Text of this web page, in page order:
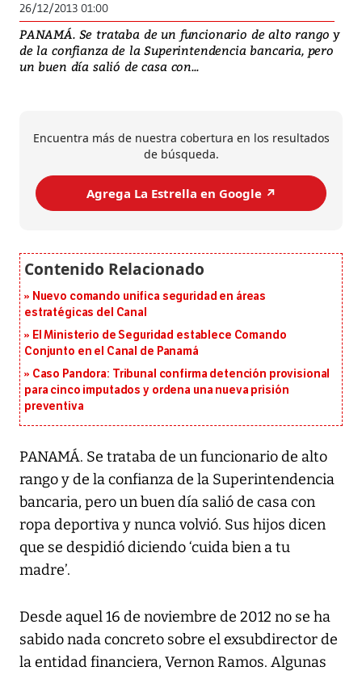
26/12/2013 01:00
PANAMÁ. Se trataba de un funcionario de alto rango y
de la confianza de la Superintendencia bancaria, pero
un buen día salió de casa con...
Encuentra más de nuestra cobertura en los resultados
de búsqueda.
Agrega La Estrella en Google ↗️
Nuevo comando unifica seguridad en áreas
estratégicas del Canal
El Ministerio de Seguridad establece Comando
Conjunto en el Canal de Panamá
Caso Pandora: Tribunal confirma detención provisional
para cinco imputados y ordena una nueva prisión
preventiva
PANAMÁ. Se trataba de un funcionario de alto
rango y de la confianza de la Superintendencia
bancaria, pero un buen día salió de casa con
ropa deportiva y nunca volvió. Sus hijos dicen
que se despidió diciendo ‘cuida bien a tu
madre’.
Desde aquel 16 de noviembre de 2012 no se ha
sabido nada concreto sobre el exsubdirector de
la entidad financiera, Vernon Ramos. Algunas